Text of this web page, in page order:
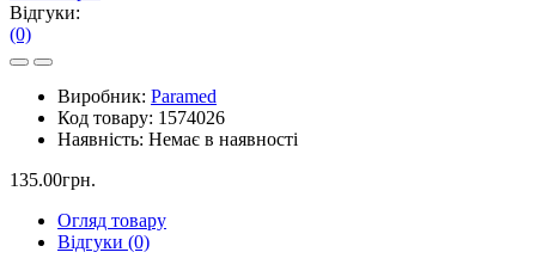
Відгуки:
(0)
Виробник: Paramed
Код товару: 1574026
Наявність: Немає в наявності
135.00грн.
Огляд товару
Відгуки (0)